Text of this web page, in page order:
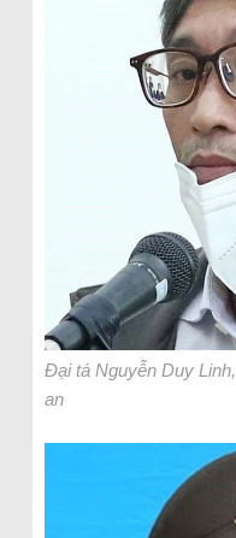
Đại tá Nguyễn Duy
an